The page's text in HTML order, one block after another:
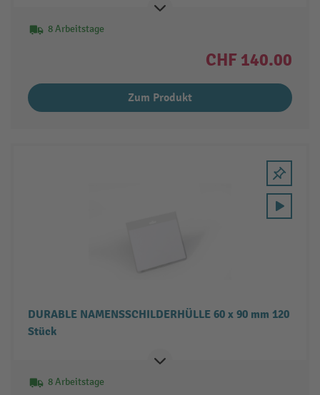
8 Arbeitstage
CHF 140.00
Zum Produkt
DURABLE NAMENSSCHILDERHÜLLE 60 x 90 mm 120
Stück
8 Arbeitstage